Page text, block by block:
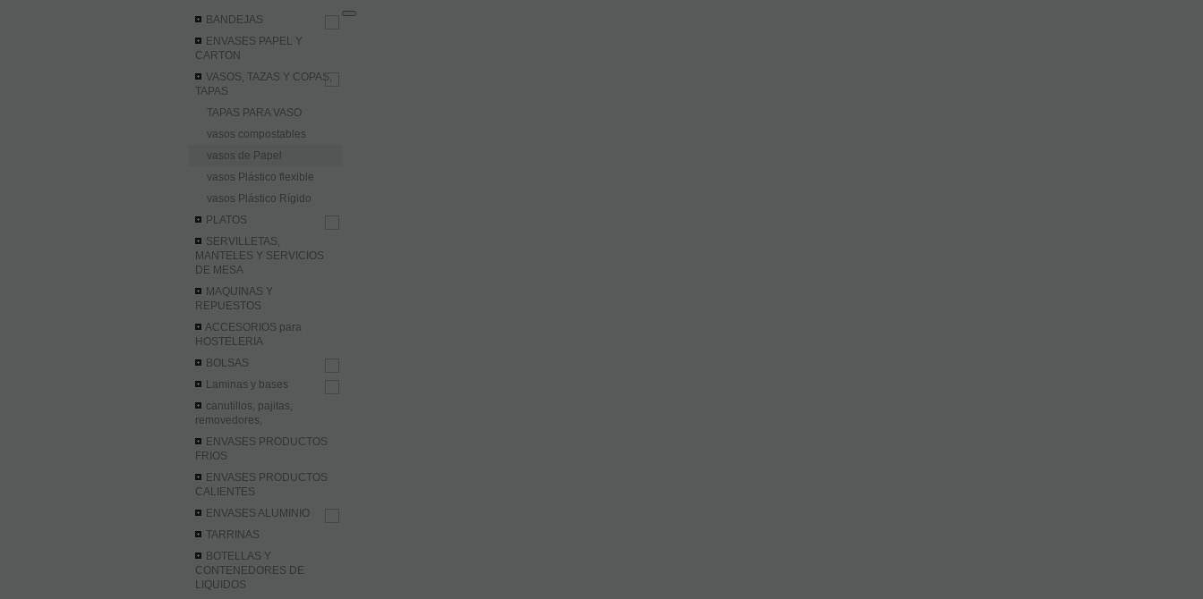
BANDEJAS
ENVASES PAPEL Y
CARTON
VASOS, TAZAS Y COPAS,
TAPAS
TAPAS PARA VASO
vasos compostables
vasos de Papel
vasos Plástico flexible
vasos Plástico Rígido
PLATOS
SERVILLETAS,
MANTELES Y SERVICIOS
DE MESA
MAQUINAS Y
REPUESTOS
ACCESORIOS para
HOSTELERIA
BOLSAS
Laminas y bases
canutillos, pajitas,
removedores,
ENVASES PRODUCTOS
FRIOS
ENVASES PRODUCTOS
CALIENTES
ENVASES ALUMINIO
TARRINAS
BOTELLAS Y
CONTENEDORES DE
LIQUIDOS